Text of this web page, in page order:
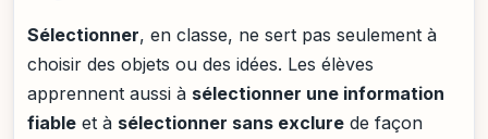
Sélectionner, en classe, ne sert pas seulement à
choisir des objets ou des idées. Les élèves
apprennent aussi à sélectionner une information
fiable et à sélectionner sans exclure de façon